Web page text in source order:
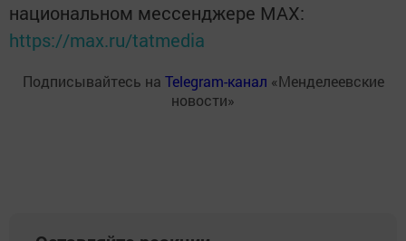
национальном мессенджере MАХ:
https://max.ru/tatmedia
Подписывайтесь на Telegram-канал «Менделеевские
новости»